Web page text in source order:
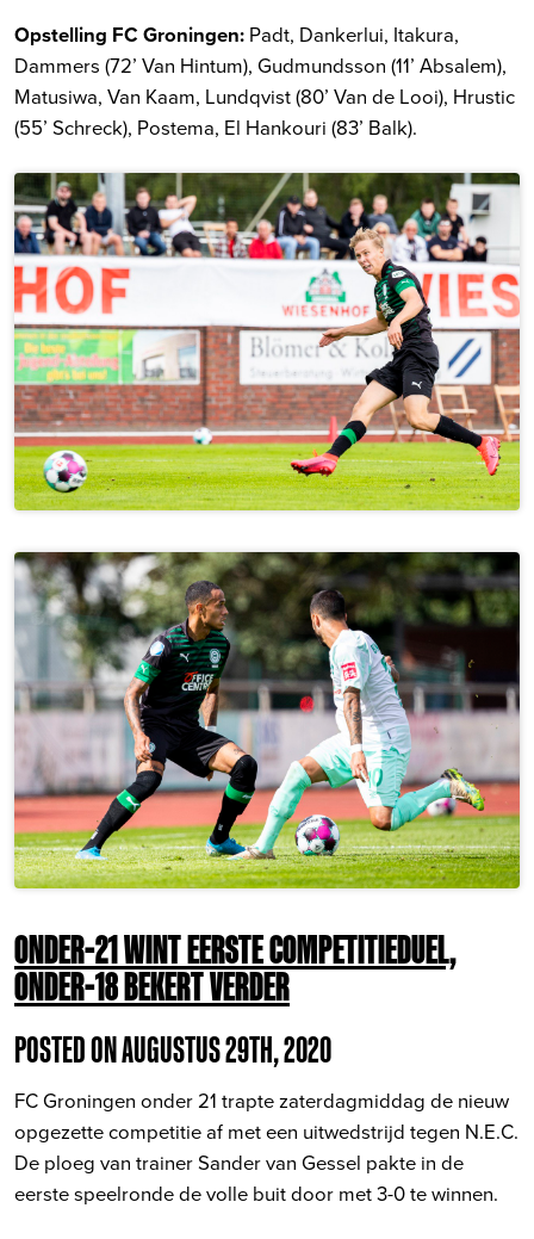
Opstelling FC Groningen: Padt, Dankerlui, Itakura,
Dammers (72’ Van Hintum), Gudmundsson (11’ Absalem),
Matusiwa, Van Kaam, Lundqvist (80’ Van de Looi), Hrustic
(55’ Schreck), Postema, El Hankouri (83’ Balk).
ONDER-21 WINT EERSTE COMPETITIEDUEL,
ONDER-18 BEKERT VERDER
POSTED ON AUGUSTUS 29TH, 2020
FC Groningen onder 21 trapte zaterdagmiddag de nieuw
opgezette competitie af met een uitwedstrijd tegen N.E.C.
De ploeg van trainer Sander van Gessel pakte in de
eerste speelronde de volle buit door met 3-0 te winnen.